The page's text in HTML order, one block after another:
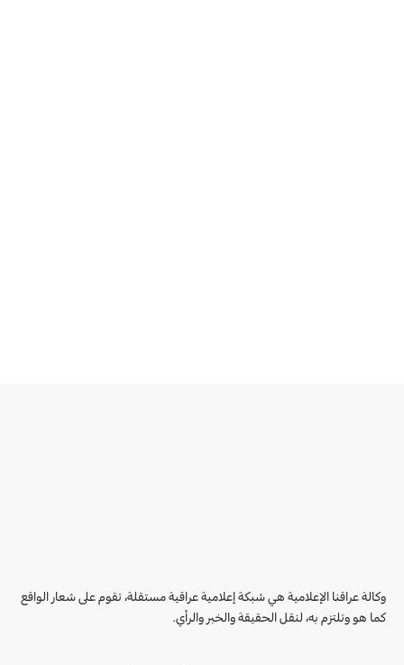
وكالة عراقنا الإعلامية هي شبكة إعلامية عراقية مستقلة، تقوم على شعار الواقع
كما هو وتلتزم به، لنقل الحقيقة والخبر والرأي.